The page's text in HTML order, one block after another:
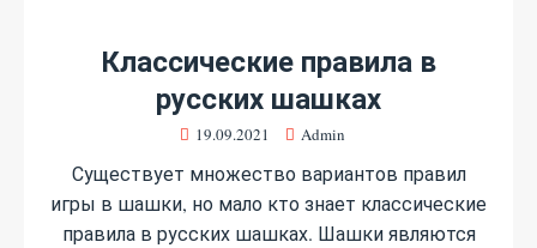
Классические правила в
русских шашках
19.09.2021 Admin
Существует множество вариантов правил
игры в шашки, но мало кто знает классические
правила в русских шашках. Шашки являются